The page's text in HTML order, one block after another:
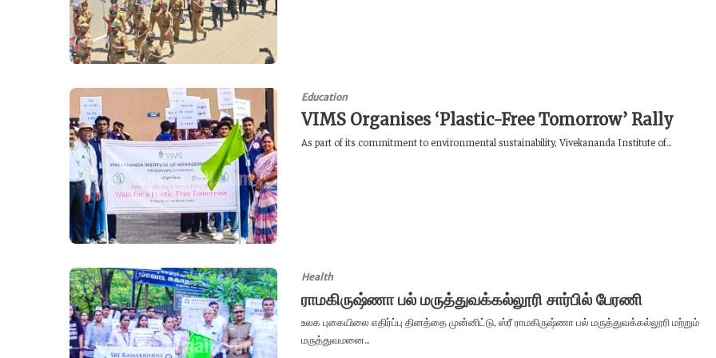
Education
VIMS Organises ‘Plastic-Free Tomorrow’ Rally
As part of its commitment to environmental sustainability, Vivekananda Institute of...
Health
ராமகிருஷ்ணா பல் மருத்துவக்கல்லூரி சார்பில் பேரணி
உலக புகையிலை எதிர்ப்பு தினத்தை முன்னிட்டு, ஸ்ரீ ராமகிருஷ்ணா பல் மருத்துவக்கல்லூரி மற்றும்
மருத்துவமனை...